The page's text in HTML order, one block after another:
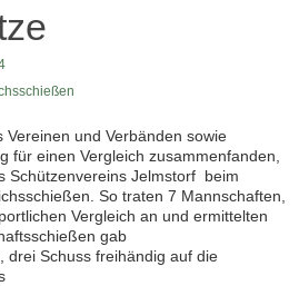
Vereinen und Verbänden sowie
für einen Vergleich zusammenfanden,
Schützenvereins Jelmstorf beim
So traten 7 Mannschaften,
Vergleich an und ermittelten
gab
drei Schuss freihändig auf die